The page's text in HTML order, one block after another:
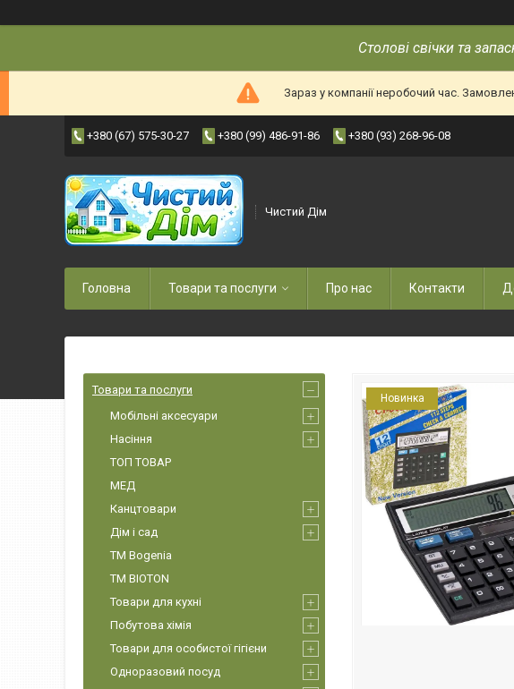
Столові свічки та
Зараз у компанії неробочий час.
+380 (67) 575-30-27 +380 (99) 486-91-86 +380 (93) 268-96-08
Чистий Дім
Головна Товари та послуги Про нас Контакти
Новинка
Товари та послуги
Мобільні аксесуари
Насіння
ТОП ТОВАР
МЕД
Канцтовари
Дім і сад
ТМ Bogenia
ТМ BIOTON
Товари для кухні
Побутова хімія
Товари для особистої гігієни
Одноразовий посуд